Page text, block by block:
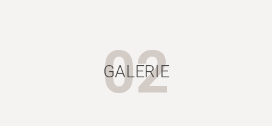
02
GALERIE